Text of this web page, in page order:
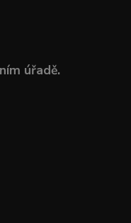
úřadě.